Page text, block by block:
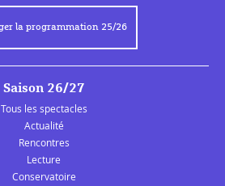
la programmation 25/26
Saison 26/27
Tous les spectacles
Actualité
Rencontres
Lecture
Conservatoire